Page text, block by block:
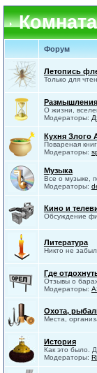
Форум
Летопись
Только для
Размышления
О жизни,
Модераторы:
Кухня Злого
Повареная
Модераторы:
Музыка
Все о музыке,
Модераторы:
Кино и
Обсуждение
Литература
Никто не забыл
Где
Отзывы о
Модераторы:
Охота,
Места,
История
Как это было.
Модераторы: